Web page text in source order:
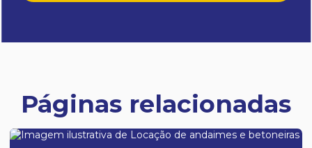
Páginas relacionadas